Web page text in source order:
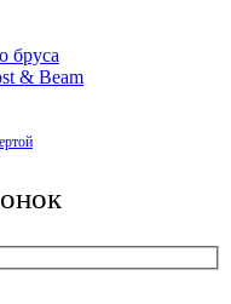
бруса
& Beam